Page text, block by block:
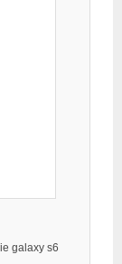
galaxy s6